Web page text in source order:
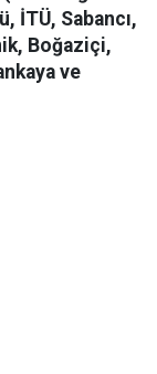
İTÜ, Sabancı,
Boğaziçi,
ve